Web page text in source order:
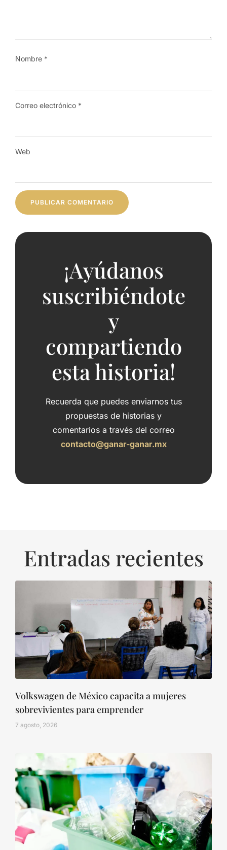
Nombre *
Correo electrónico *
Web
¡Ayúdanos
suscribiéndote
y
compartiendo
esta historia!
Recuerda que puedes enviarnos tus
propuestas de historias y
comentarios a través del correo
contacto@ganar-ganar.mx
Entradas recientes
Volkswagen de México capacita a mujeres
sobrevivientes para emprender
7 agosto, 2026